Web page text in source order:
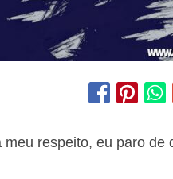
respeito, eu paro de